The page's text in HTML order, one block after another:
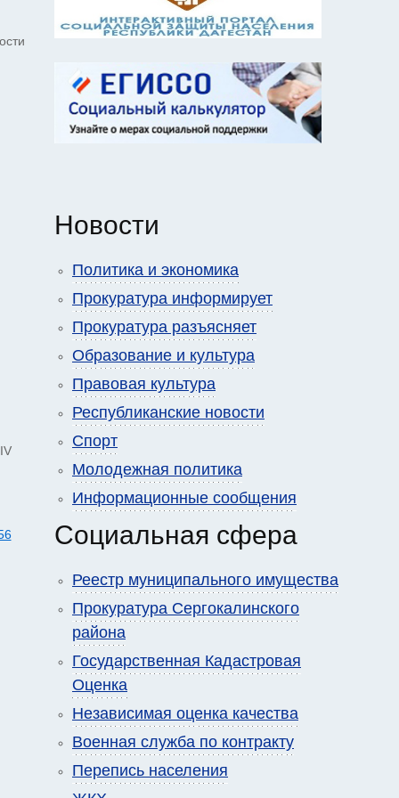
Новости
Политика и экономика
Прокуратура информирует
Прокуратура разъясняет
Образование и культура
Правовая культура
Республиканские новости
Спорт
Молодежная политика
Информационные сообщения
Социальная сфера
Реестр муниципального имущества
Прокуратура Сергокалинского
района
Государственная Кадастровая
Оценка
Независимая оценка качества
Военная служба по контракту
Перепись населения